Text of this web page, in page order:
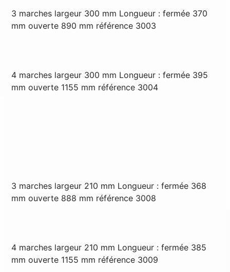
3 marches largeur 300 mm Longueur : fermée 370
mm ouverte 890 mm référence 3003
4 marches largeur 300 mm Longueur : fermée 395
mm ouverte 1155 mm référence 3004
3 marches largeur 210 mm Longueur : fermée 368
mm ouverte 888 mm référence 3008
4 marches largeur 210 mm Longueur : fermée 385
mm ouverte 1155 mm référence 3009